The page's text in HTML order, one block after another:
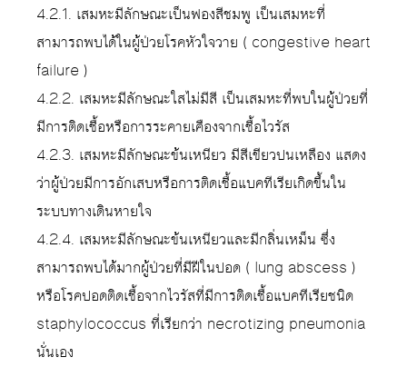
4.2.1. เสมหะมีลักษณะเป็นฟองสีชมพู เป็นเสมหะที่
สามารถพบได้ในผู้ป่วยโรคหัวใจวาย ( congestive heart
failure )
4.2.2. เสมหะมีลักษณะใสไม่มีสี เป็นเสมหะที่พบในผู้ป่วยที่
มีการติดเชื้อหรือการระคายเคืองจากเชื้อไวรัส
4.2.3. เสมหะมีลักษณะข้นเหนียว มีสีเขียวปนเหลือง แสดง
ว่าผู้ป่วยมีการอักเสบหรือการติดเชื้อแบคทีเรียเกิดขึ้นใน
ระบบทางเดินหายใจ
4.2.4. เสมหะมีลักษณะข้นเหนียวและมีกลิ่นเหม็น ซึ่ง
สามารถพบได้มากผู้ป่วยที่มีฝีในปอด ( lung abscess )
หรือโรคปอดติดเชื้อจากไวรัสที่มีการติดเชื้อแบคทีเรียชนิด
staphylococcus ที่เรียกว่า necrotizing pneumonia
นั่นเอง